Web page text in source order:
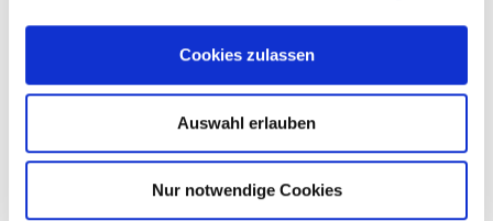
Cookies zulassen
Auswahl erlauben
Nur notwendige Cookies
M+49 1520 9267585
schneider@suedwesttextil.de
Weitere Informationen